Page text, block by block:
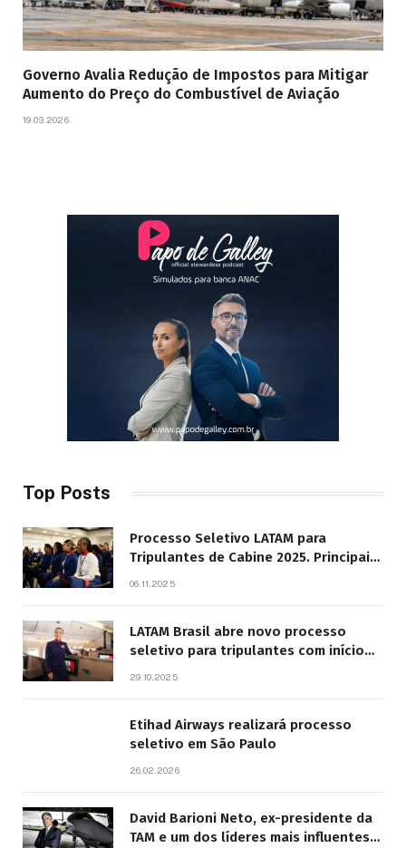
Governo Avalia Redução de Impostos para Mitigar
Aumento do Preço do Combustível de Aviação
19.03.2026
Top Posts
Processo Seletivo LATAM para
Tripulantes de Cabine 2025. Principais
06.11.2025
LATAM Brasil abre novo processo
seletivo para tripulantes com início
29.10.2025
Etihad Airways realizará processo
seletivo em São Paulo
26.02.2026
David Barioni Neto, ex-presidente da
TAM e um dos líderes mais influentes